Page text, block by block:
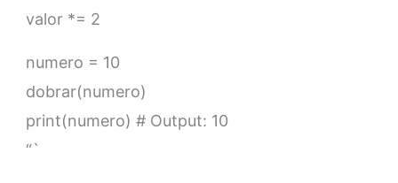
valor *= 2
numero = 10
dobrar(numero)
print(numero) # Output: 10
“`